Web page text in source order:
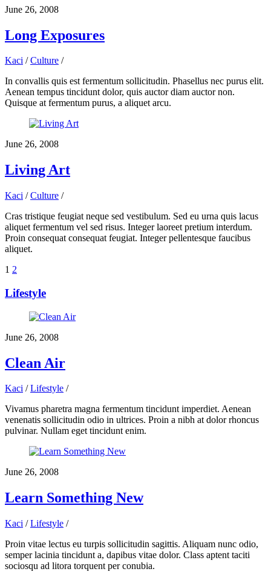
June 26, 2008
Long Exposures
Kaci / Culture /
In convallis quis est fermentum sollicitudin. Phasellus nec purus elit.
Aenean tempus tincidunt dolor, quis auctor diam auctor non.
Quisque at fermentum purus, a aliquet arcu.
June 26, 2008
Living Art
Kaci / Culture /
Cras tristique feugiat neque sed vestibulum. Sed eu urna quis lacus
aliquet fermentum vel sed risus. Integer laoreet pretium interdum.
Proin consequat consequat feugiat. Integer pellentesque faucibus
aliquet.
1 2
Lifestyle
June 26, 2008
Clean Air
Kaci / Lifestyle /
Vivamus pharetra magna fermentum tincidunt imperdiet. Aenean
venenatis sollicitudin odio in ultrices. Proin a nibh at dolor rhoncus
pulvinar. Nullam eget tincidunt enim.
June 26, 2008
Learn Something New
Kaci / Lifestyle /
Proin vitae lectus eu turpis sollicitudin sagittis. Aliquam nunc odio,
semper lacinia tincidunt a, dapibus vitae dolor. Class aptent taciti
sociosqu ad litora torquent per conubia.